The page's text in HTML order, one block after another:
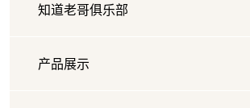
知道老哥俱乐部
产品展示